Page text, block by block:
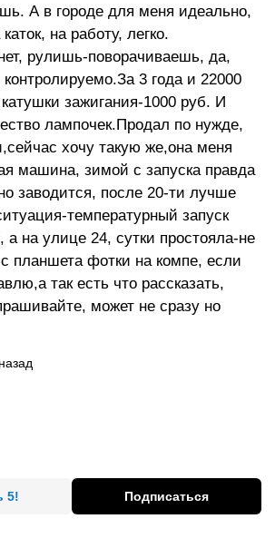
А в городе для меня идеально,
на работу, легко.
рулишь-поворачиваешь, да,
контролируемо.За 3 года и 22000
зажигания-1000 руб. И
лампочек.Продал по нужде,
хочу такую же,она меня
машина, зимой с запуска правда
заводится, после 20-ти лучше
температурный запуск
а на улице 24, сутки простояла-не
планшета фотки на компе, если
так есть что рассказать,
может не сразу но
5! Подписаться